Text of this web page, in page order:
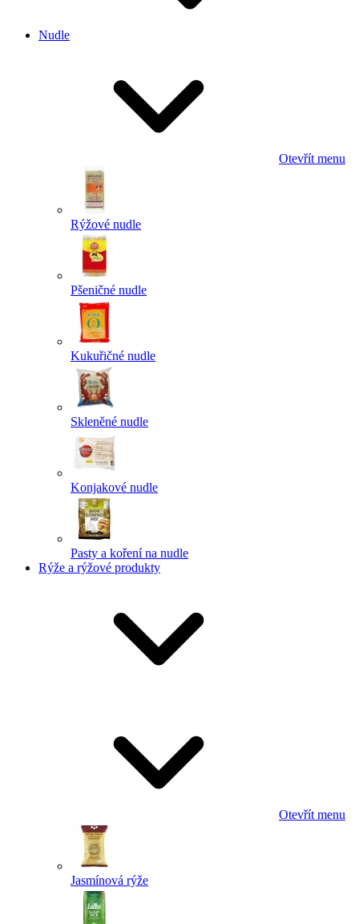
Nudle
Otevřít menu
Rýžové nudle
Pšeničné nudle
Kukuřičné nudle
Skleněné nudle
Konjakové nudle
Pasty a koření na nudle
Rýže a rýžové produkty
Otevřít menu
Jasmínová rýže